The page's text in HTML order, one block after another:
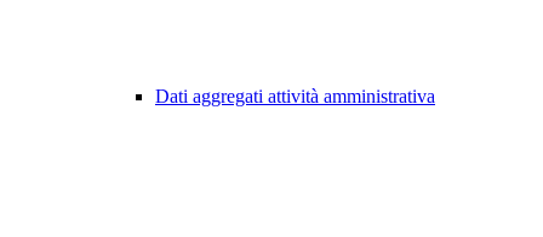
Dati aggregati attività amministrativa